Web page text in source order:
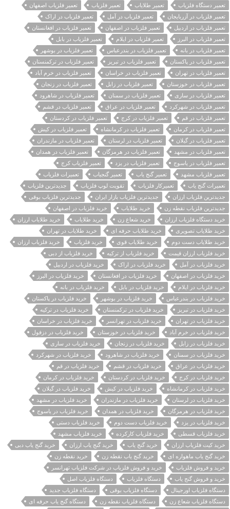
تعمیر دستگاه فلزیاب
تعمیر طلایاب تعمیر فلزیاب
تعمیر فلزیاب اصفهان
تعمیر فلزیاب در آزربایجان
تعمیر فلزیاب در آمل
تعمیر فلزیاب در اراک
تعمیر فلزیاب در اردبیل
تعمیر فلزیاب در اصفهان
تعمیر فلزیاب در افغانستان
تعمیر فلزیاب در البرز
تعمیر فلزیاب در ایلام
تعمیر فلزیاب در بابل
تعمیر فلزیاب در بانه
تعمیر فلزیاب در بندرعباس
تعمیر فلزیاب در بوشهر
تعمیر فلزیاب در پاکستان
تعمیر فلزیاب در تبریز
تعمیر فلزیاب در ترکمنستان
تعمیر فلزیاب در تهران
تعمیر فلزیاب در خراسان
تعمیر فلزیاب در خرم آباد
تعمیر فلزیاب در خوزستان
تعمیر فلزیاب در زابل
تعمیر فلزیاب در زنجان
تعمیر فلزیاب در ساری
تعمیر فلزیاب در سمنان
تعمیر فلزیاب در شاهرود
تعمیر فلزیاب در شهرکرد
تعمیر فلزیاب در عراق
تعمیر فلزیاب در قشم
تعمیر فلزیاب در قم
تعمیر فلزیاب در کرج
تعمیر فلزیاب در کردستان
تعمیر فلزیاب در کرمان
تعمیر فلزیاب در کرمانشاه
تعمیر فلزیاب در کیش
تعمیر فلزیاب در گیلان
تعمیر فلزیاب در لرستان
تعمیر فلزیاب در مازندران
تعمیر فلزیاب در مشهد
تعمیر فلزیاب در هرمزگان
تعمیر فلزیاب در همدان
تعمیر فلزیاب در یاسوج
تعمیر فلزیاب در یزد
تعمیر فلزیاب کرج
تعمیر فلزیاب مشهد
تعمیر گنج یاب تعمیر گنجیاب
تعمیرات فلزیاب
تعمیرات گنج یاب
تعمیرکار فلزیاب تقویت لوپ فلزیاب
جدیدترین فلزیاب
جدیدترین فلزیاب ارزان
جدیدترین فلزیاب بازار ایران
جدیدترین فلزیاب بوقی
جدیدترین فلزیاب نقطه زن
خريد طلاياب
خريد فلزياب در اصفهان
خرید دستگاه فلزیاب ارزان
خرید شعاع زن خرید طلایاب
خرید طلایاب ارزان
خرید طلایاب تصویری
خرید طلایاب حرفه ای
خرید طلایاب در تهران
خرید طلایاب دست دوم
خرید طلایاب قوی خرید فلزیاب
خرید فلزیاب ارزان
خرید فلزیاب ارزان قیمت
خرید فلزیاب از ترکیه
خرید فلزیاب از دبی
خرید فلزیاب در آمل
خرید فلزیاب در اراک
خرید فلزیاب در اردبیل
خرید فلزیاب در اصفهان
خرید فلزیاب در افغانستان
خرید فلزیاب در البرز
خرید فلزیاب در ایلام
خرید فلزیاب در بابل
خرید فلزیاب در بانه
خرید فلزیاب در بندرعباس
خرید فلزیاب در بوشهر
خرید فلزیاب در پاکستان
خرید فلزیاب در تبریز
خرید فلزیاب در ترکمنستان
خرید فلزیاب در ترکیه
خرید فلزیاب در تهران
خرید فلزیاب در تهرانسر
خرید فلزیاب در خراسان
خرید فلزیاب در خرم آباد
خرید فلزیاب در خوزستان
خرید فلزیاب در دزفول
خرید فلزیاب در زابل
خرید فلزیاب در زنجان
خرید فلزیاب در ساری
خرید فلزیاب در سمنان
خرید فلزیاب در شاهرود
خرید فلزیاب در شهرکرد
خرید فلزیاب در عراق
خرید فلزیاب در قشم
خرید فلزیاب در قم
خرید فلزیاب در کرج
خرید فلزیاب در کردستان
خرید فلزیاب در کرمان
خرید فلزیاب در کرمانشاه
خرید فلزیاب در کیش
خرید فلزیاب در گیلان
خرید فلزیاب در لرستان
خرید فلزیاب در مازندران
خرید فلزیاب در مشهد
خرید فلزیاب در هرمزگان
خرید فلزیاب در همدان
خرید فلزیاب در یاسوج
خرید فلزیاب در یزد
خرید فلزیاب دست دوم
خرید فلزیاب دستی
خرید فلزیاب قسطی
خرید فلزیاب کارکرده
خرید فلزیاب مشهد
خرید کیت فلزیاب ارزان
خرید گنج یاب خرید گنج یاب ارزان
خرید گنج یاب دبی
خرید گنج یاب ماهواره ای
خرید گنج یاب نقطه زن
خرید نقطه زن
خرید و فروش فلزیاب
خرید و فروش فلزیاب در شرکت فلزیاب تهرانسر
خرید و فروش گنج یاب
دستگاه فلزیاب
دستگاه فلزیاب اصل
دستگاه فلزیاب اورجینال
دستگاه فلزیاب بوقی
دستگاه فلزیاب جدید
دستگاه فلزیاب شعاع زن
دستگاه فلزیاب نقطه زن
دستگاه گنج یاب حرفه ای